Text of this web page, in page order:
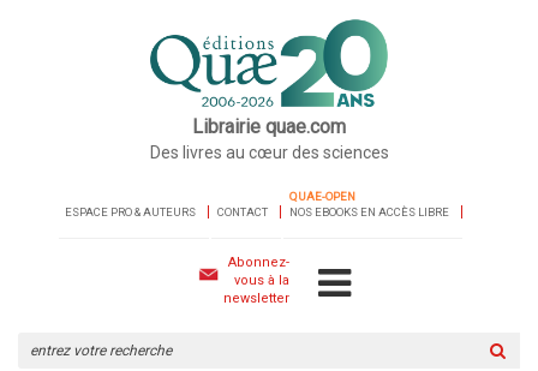
Librairie quae.com
Des livres au cœur des sciences
ESPACE PRO & AUTEURS CONTACT
QUAE-OPEN
NOS EBOOKS EN ACCÈS LIBRE
Abonnez-
vous à la
newsletter